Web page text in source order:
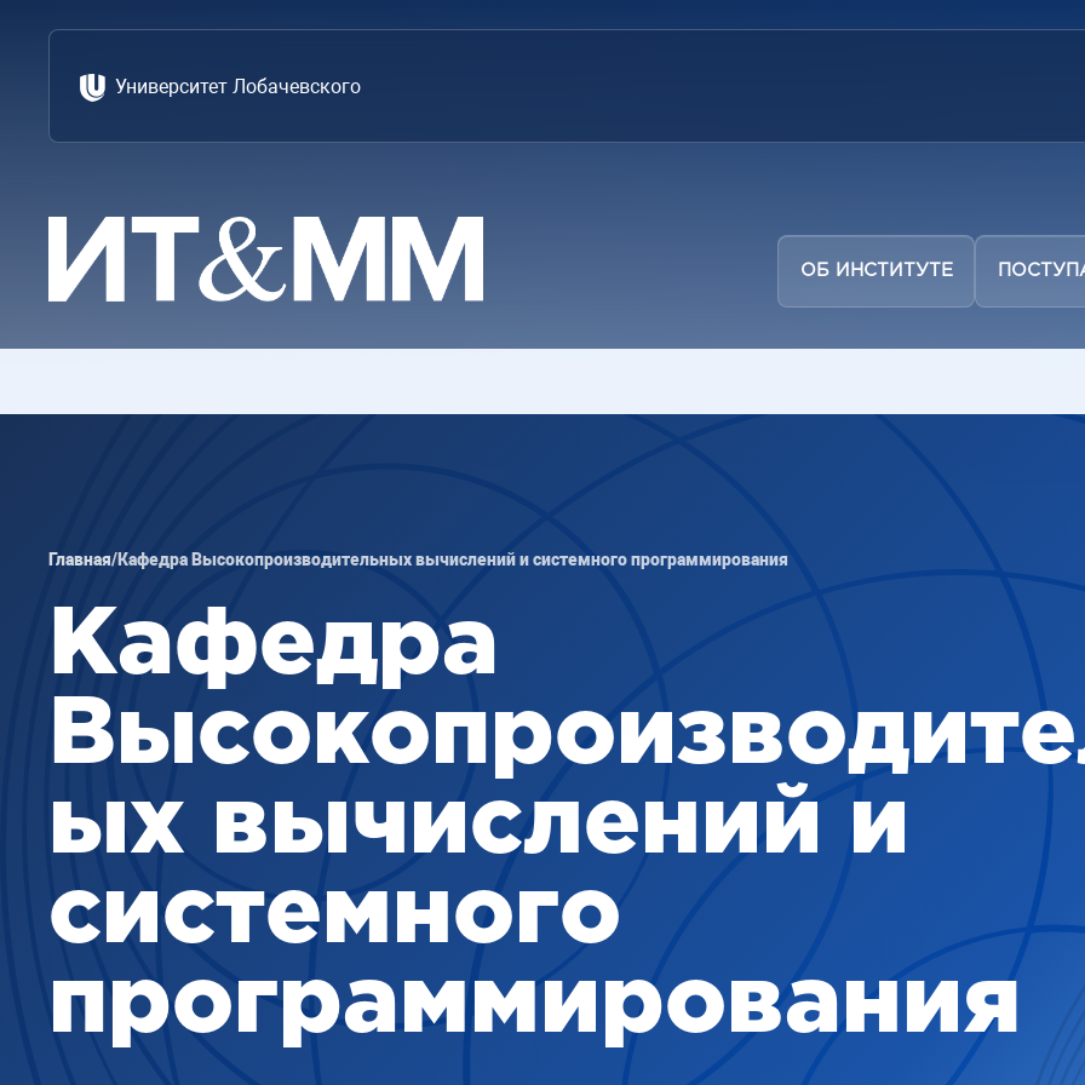
Университет Лобачевского
ОБ ИНСТИТУТЕ
Главная/Кафедра Высокопроизводительных вычислений и системного программирования
Кафедра
ых вычислений и
системного
программирования